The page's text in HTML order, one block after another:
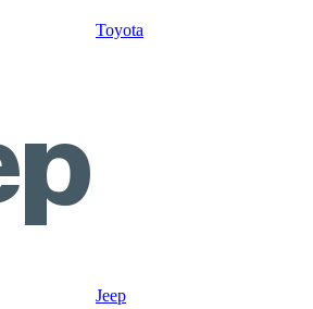
Toyota
Jeep